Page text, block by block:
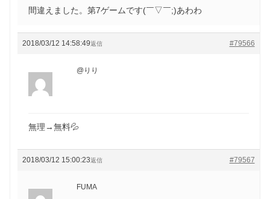
間違えました。第7ゲームです(￣▽￣;)あわわ
2018/03/12 14:58:49 #79566
返信
@りり
無理→無料💦
2018/03/12 15:00:23 #79567
返信
FUMA